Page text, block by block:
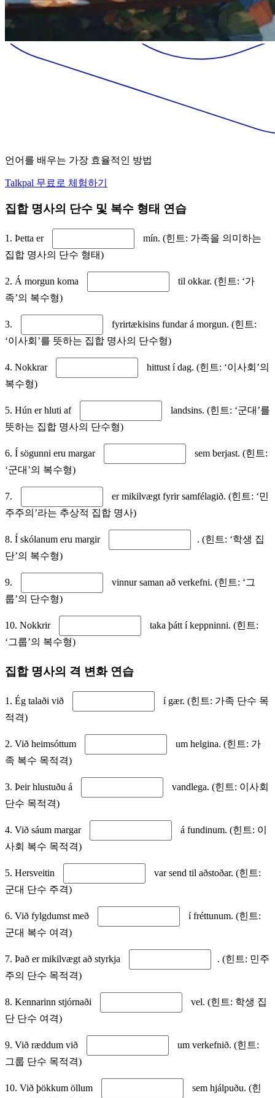
언어를 배우는 가장 효율적인 방법
Talkpal 무료로 체험하기
집합 명사의 단수 및 복수 형태 연습
1. Þetta er
mín. (힌트: 가족을 의미하는
집합 명사의 단수 형태)
2. Á morgun koma
til okkar. (힌트: ‘가
족’의 복수형)
3.
fyrirtækisins fundar á morgun. (힌트:
‘이사회’를 뜻하는 집합 명사의 단수형)
4. Nokkrar
hittust í dag. (힌트: ‘이사회’의
복수형)
5. Hún er hluti af
landsins. (힌트: ‘군대’를
뜻하는 집합 명사의 단수형)
6. Í sögunni eru margar
sem berjast. (힌트:
‘군대’의 복수형)
7.
er mikilvægt fyrir samfélagið. (힌트: ‘민
주주의’라는 추상적 집합 명사)
8. Í skólanum eru margir
. (힌트: ‘학생 집
단’의 복수형)
9.
vinnur saman að verkefni. (힌트: ‘그
룹’의 단수형)
10. Nokkrir
taka þátt í keppninni. (힌트:
‘그룹’의 복수형)
집합 명사의 격 변화 연습
1. Ég talaði við
í gær. (힌트: 가족 단수 목
적격)
2. Við heimsóttum
um helgina. (힌트: 가
족 복수 목적격)
3. Þeir hlustuðu á
vandlega. (힌트: 이사회
단수 목적격)
4. Við sáum margar
á fundinum. (힌트: 이
사회 복수 목적격)
5. Hersveitin
var send til aðstoðar. (힌트:
군대 단수 주격)
6. Við fylgdumst með
í fréttunum. (힌트:
군대 복수 여격)
7. Það er mikilvægt að styrkja
. (힌트: 민주
주의 단수 목적격)
8. Kennarinn stjórnaði
vel. (힌트: 학생 집
단 단수 여격)
9. Við ræddum við
um verkefnið. (힌트:
그룹 단수 목적격)
10. Við þökkum öllum
sem hjálpuðu. (힌